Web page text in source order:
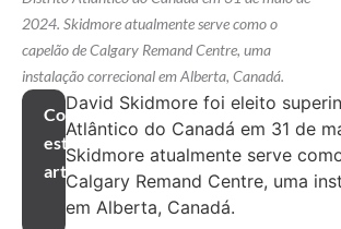
2024. Skidmore atualmente serve como o
capelão de Calgary Remand Centre, uma
instalação correcional em Alberta, Canadá.
Compartilhar
este
artigo
David Skidmore foi eleito
Atlântico do Canadá em 31 de
Skidmore atualmente serve
Calgary Remand Centre, uma
em Alberta, Canadá.